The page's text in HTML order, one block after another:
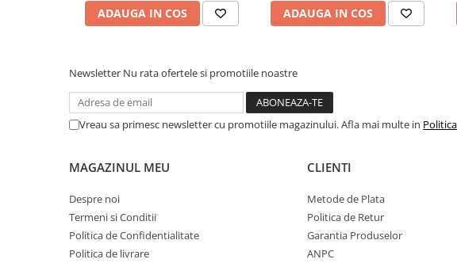
ADAUGA IN COS ADAUGA IN COS
Newsletter Nu rata ofertele si promotiile noastre
Vreau sa primesc newsletter cu promotiile magazinului. Afla mai multe in
MAGAZINUL MEU
Despre noi
Termeni si Conditii
Politica de Confidentialitate
Politica de livrare
CLIENTI
Metode de Plata
Politica de Retur
Garantia Produselor
ANPC